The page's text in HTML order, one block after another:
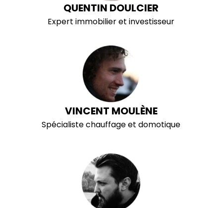
QUENTIN DOULCIER
Expert immobilier et investisseur
VINCENT MOULÈNE
Spécialiste chauffage et domotique